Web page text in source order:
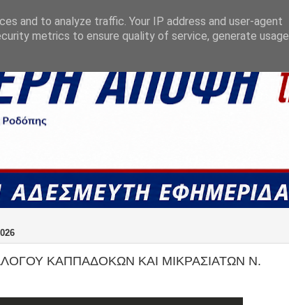
ΚΑΠΠΑΔΟΚΩΝ ΚΑΙ ΜΙΚΡΑΣΙΑΤΩΝ Ν.
and to analyze traffic. Your IP address and user-agent
metrics to ensure quality of service, generate usage